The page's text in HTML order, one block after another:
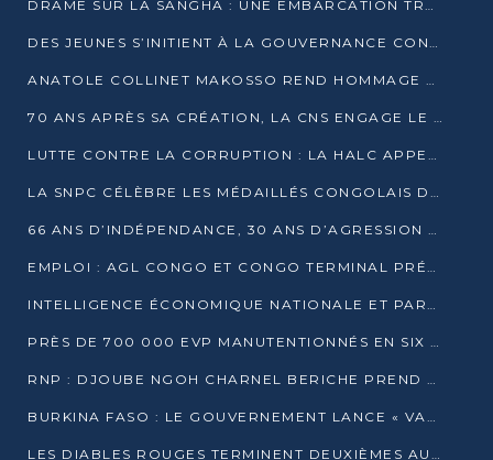
DRAME SUR LA SANGHA : UNE EMBARCATION TRANSPORTANT DES FIDÈLES DE « NZAMBÉ YA L’HUILE » FAIT NAUFRAGE À OUESSO
DES JEUNES S’INITIENT À LA GOUVERNANCE CONTINENTALE À BRAZZAVILLE
ANATOLE COLLINET MAKOSSO REND HOMMAGE À JEAN-PAUL PIGASSE
70 ANS APRÈS SA CRÉATION, LA CNS ENGAGE LE VIRAGE DE LA DIGITALISATION
LUTTE CONTRE LA CORRUPTION : LA HALC APPELLE À PASSER DES DISCOURS AUX ACTES
LA SNPC CÉLÈBRE LES MÉDAILLÉS CONGOLAIS DES OLYMPIADES PANAFRICAINES DE MATHÉMATIQUES 2026
66 ANS D’INDÉPENDANCE, 30 ANS D’AGRESSION RWANDAISE : 4 PRÉSIDENCES, UN ÉCHEC COLLECTIF
EMPLOI : AGL CONGO ET CONGO TERMINAL PRÉSÉLECTIONNENT PLUS DE 70 JEUNES À POINTE-NOIRE
INTELLIGENCE ÉCONOMIQUE NATIONALE ET PARTENARIATS INTERNATIONAUX : VERS UNE DOCTRINE SOUVERAINE DE SÉCURITÉ ÉCONOMIQUE
PRÈS DE 700 000 EVP MANUTENTIONNÉS EN SIX MOIS PAR CONGO TERMINAL
RNP : DJOUBE NGOH CHARNEL BERICHE PREND LES RÊNES DU PARTI
BURKINA FASO : LE GOUVERNEMENT LANCE « VACANCES UTILES 2026 » POUR FORMER LES ÉLÈVES À 15 MÉTIERS
LES DIABLES ROUGES TERMINENT DEUXIÈMES AU CHAMPIONNAT D’AFRIQUE ZONE 3